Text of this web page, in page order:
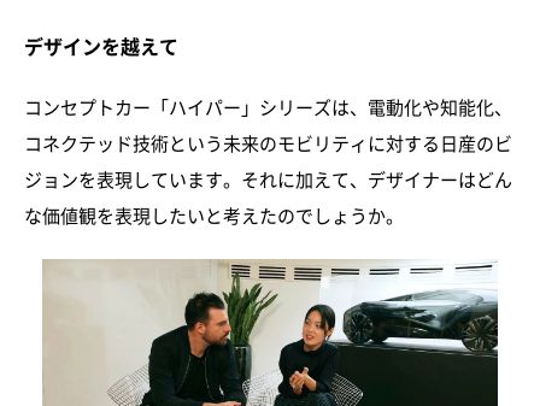
デザインを越えて
コンセプトカー「ハイパー」シリーズは、電動化や知能化、
コネクテッド技術という未来のモビリティに対する日産のビ
ジョンを表現しています。それに加えて、デザイナーはどん
な価値観を表現したいと考えたのでしょうか。